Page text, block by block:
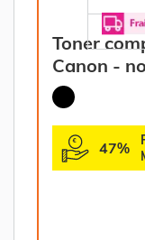
Toner
Canon -
47%